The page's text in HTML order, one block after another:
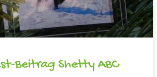
Beitrag Shetty ABC